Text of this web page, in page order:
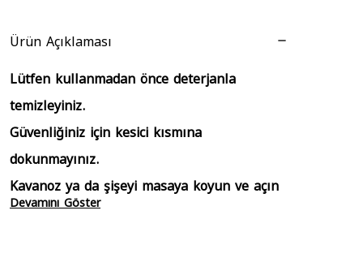
Ürün Açıklaması
Lütfen kullanmadan önce deterjanla
temizleyiniz.
Güvenliğiniz için kesici kısmına
dokunmayınız.
Kavanoz ya da şişeyi masaya koyun ve açın
Devamını Göster